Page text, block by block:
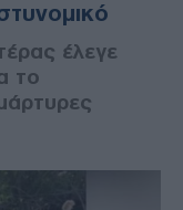
έλεγε
το